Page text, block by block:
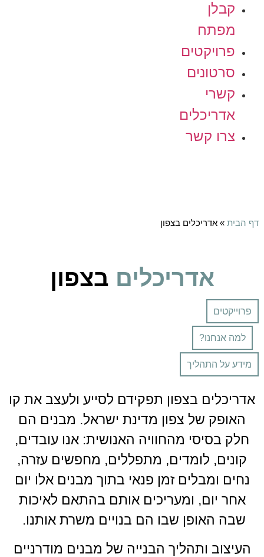
קבלן
מפתח
פרויקטים
סרטונים
קשרי
אדריכלים
צרו קשר
דף הבית»אדריכלים בצפון
אדריכלים בצפון
פרוייקטים
למה אנחנו?
מידע על התהליך
אדריכלים בצפון תפקידם לסייע ולעצב את קו
האופק של צפון מדינת ישראל. מבנים הם
חלק בסיסי מהחוויה האנושית: אנו עובדים,
קונים, לומדים, מתפללים, מחפשים עזרה,
נחים ומבלים זמן פנאי בתוך מבנים אלו יום
אחר יום, ומעריכים אותם בהתאם לאיכות
שבה האופן שבו הם בנויים משרת אותנו.
העיצוב ותהליך הבנייה של מבנים מודרניים